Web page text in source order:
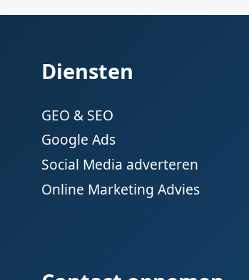
Diensten
GEO & SEO
Google Ads
Social Media adverteren
Online Marketing Advies